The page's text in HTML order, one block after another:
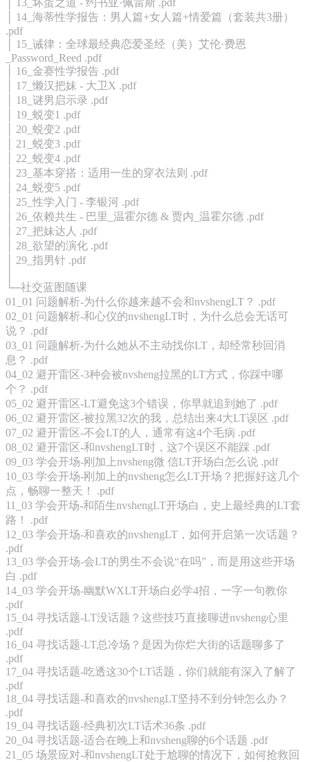
│ 13_坏蛋之道 - 约书亚·佩雷斯 .pdf
│ 14_海蒂性学报告：男人篇+女人篇+情爱篇（套装共3册）
.pdf
│ 15_诫律：全球最经典恋爱圣经（美）艾伦·费恩
_Password_Reed .pdf
│ 16_金赛性学报告 .pdf
│ 17_懒汉把妹 - 大卫X .pdf
│ 18_谜男启示录 .pdf
│ 19_蜕变1 .pdf
│ 20_蜕变2 .pdf
│ 21_蜕变3 .pdf
│ 22_蜕变4 .pdf
│ 23_基本穿搭：适用一生的穿衣法则 .pdf
│ 24_蜕变5 .pdf
│ 25_性学入门 - 李银河 .pdf
│ 26_依赖共生 - 巴里_温霍尔德 & 贾内_温霍尔德 .pdf
│ 27_把妹达人 .pdf
│ 28_欲望的演化 .pdf
│ 29_指男针 .pdf
└─社交蓝图随课
01_01 问题解析-为什么你越来越不会和nvshengLT？ .pdf
02_01 问题解析-和心仪的nvshengLT时，为什么总会无话可
说？ .pdf
03_01 问题解析-为什么她从不主动找你LT，却经常秒回消
息？ .pdf
04_02 避开雷区-3种会被nvsheng拉黑的LT方式，你踩中哪
个？ .pdf
05_02 避开雷区-LT避免这3个错误，你早就追到她了 .pdf
06_02 避开雷区-被拉黑32次的我，总结出来4大LT误区 .pdf
07_02 避开雷区-不会LT的人，通常有这4个毛病 .pdf
08_02 避开雷区-和nvshengLT时，这7个误区不能踩 .pdf
09_03 学会开场-刚加上nvsheng微 信LT开场白怎么说 .pdf
10_03 学会开场-刚加上的nvsheng怎么LT开场？把握好这几个
点，畅聊一整天！ .pdf
11_03 学会开场-和陌生nvshengLT开场白，史上最经典的LT套
路！ .pdf
12_03 学会开场-和喜欢的nvshengLT，如何开启第一次话题？
.pdf
13_03 学会开场-会LT的男生不会说“在吗”，而是用这些开场
白 .pdf
14_03 学会开场-幽默WXLT开场白必学4招，一字一句教你
.pdf
15_04 寻找话题-LT没话题？这些技巧直接聊进nvsheng心里
.pdf
16_04 寻找话题-LT总冷场？是因为你烂大街的话题聊多了
.pdf
17_04 寻找话题-吃透这30个LT话题，你们就能有深入了解了
.pdf
18_04 寻找话题-和喜欢的nvshengLT坚持不到分钟怎么办？
.pdf
19_04 寻找话题-经典初次LT话术36条 .pdf
20_04 寻找话题-适合在晚上和nvsheng聊的6个话题 .pdf
21_05 场景应对-和nvshengLT处于尬聊的情况下，如何抢救回